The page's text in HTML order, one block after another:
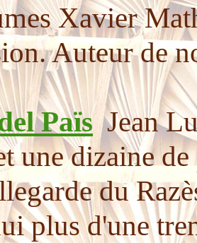
Xavier
Auteur de
Païs Jean
une dizaine
du
plus d'une